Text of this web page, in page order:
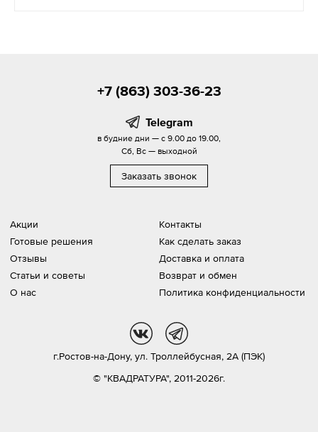
Акции
Готовые решения
Отзывы
Статьи и советы
О нас
Контакты
Как сделать заказ
Доставка и оплата
Возврат и обмен
Политика конфиденциальности
+7 (863) 303-36-23
Telegram
в будние дни — с 9.00 до 19.00,
Сб, Вс — выходной
Заказать звонок
© "КВАДРАТУРА", 2011-2026г.
г.Ростов-на-Дону, ул. Троллейбусная, 2А (ПЭК)